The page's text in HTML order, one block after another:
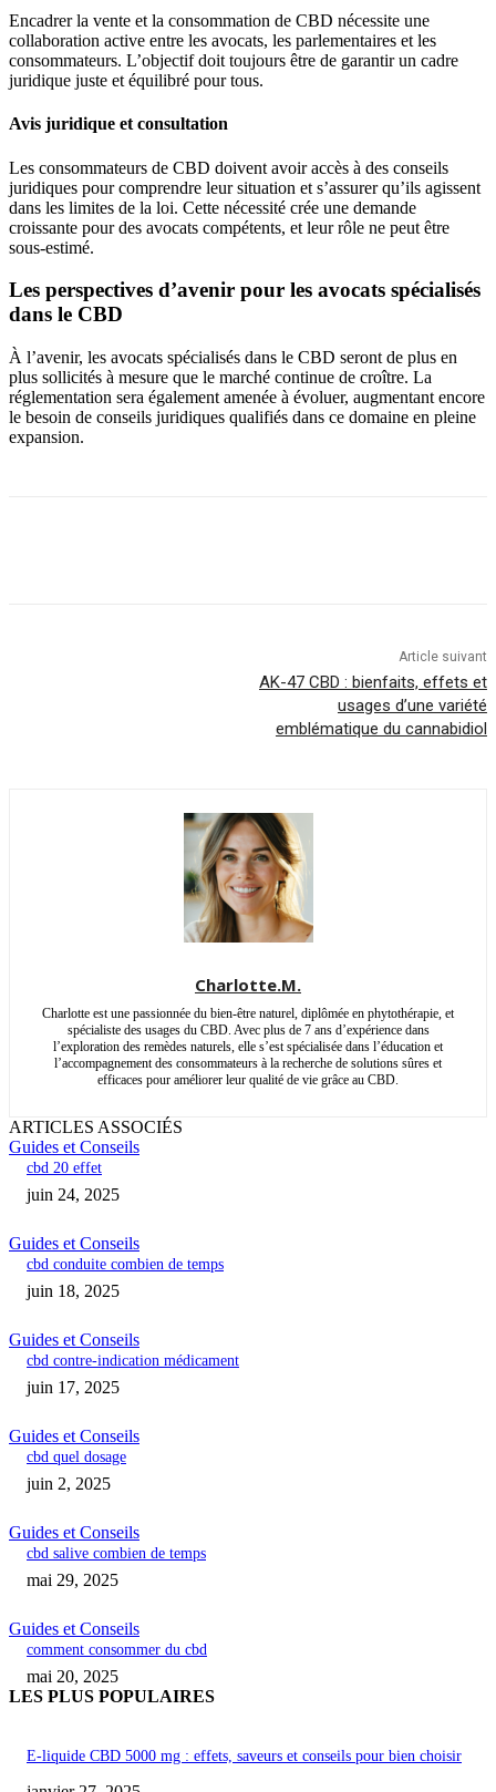
Encadrer la vente et la consommation de CBD nécessite une
collaboration active entre les avocats, les parlementaires et les
consommateurs. L’objectif doit toujours être de garantir un cadre
juridique juste et équilibré pour tous.
Avis juridique et consultation
Les consommateurs de CBD doivent avoir accès à des conseils
juridiques pour comprendre leur situation et s’assurer qu’ils agissent
dans les limites de la loi. Cette nécessité crée une demande
croissante pour des avocats compétents, et leur rôle ne peut être
sous-estimé.
Les perspectives d’avenir pour les avocats spécialisés
dans le CBD
À l’avenir, les avocats spécialisés dans le CBD seront de plus en
plus sollicités à mesure que le marché continue de croître. La
réglementation sera également amenée à évoluer, augmentant encore
le besoin de conseils juridiques qualifiés dans ce domaine en pleine
expansion.
Article suivant
AK-47 CBD : bienfaits, effets et
usages d’une variété
emblématique du cannabidiol
Charlotte.M.
Charlotte est une passionnée du bien-être naturel, diplômée en phytothérapie, et
spécialiste des usages du CBD. Avec plus de 7 ans d’expérience dans
l’exploration des remèdes naturels, elle s’est spécialisée dans l’éducation et
l’accompagnement des consommateurs à la recherche de solutions sûres et
efficaces pour améliorer leur qualité de vie grâce au CBD.
ARTICLES ASSOCIÉS
Guides et Conseils
cbd 20 effet
juin 24, 2025
Guides et Conseils
cbd conduite combien de temps
juin 18, 2025
Guides et Conseils
cbd contre-indication médicament
juin 17, 2025
Guides et Conseils
cbd quel dosage
juin 2, 2025
Guides et Conseils
cbd salive combien de temps
mai 29, 2025
Guides et Conseils
comment consommer du cbd
mai 20, 2025
LES PLUS POPULAIRES
E-liquide CBD 5000 mg : effets, saveurs et conseils pour bien choisir